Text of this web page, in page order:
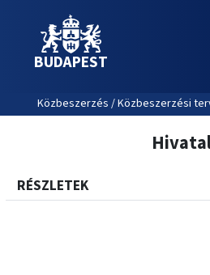
BUDAPEST
Közbeszerzés / Közbeszerzési
RÉSZLETEK